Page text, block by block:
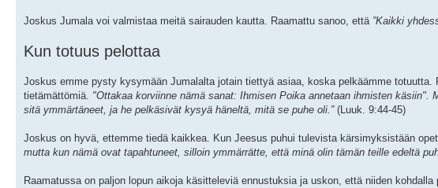
Joskus Jumala voi valmistaa meitä sairauden kautta. Raamattu sanoo, että ”Kaikki
Kun totuus pelottaa
Joskus emme pysty kysymään Jumalalta jotain tiettyä asiaa, koska pelkäämme
tietämättömiä. "Ottakaa korviinne nämä sanat: Ihmisen Poika annetaan ihmisten
sitä ymmärtäneet, ja he pelkäsivät kysyä häneltä, mitä se puhe oli.”(Luuk. 9:44-45)
Joskus on hyvä, ettemme tiedä kaikkea. Kun Jeesus puhui tulevista kärsimyksistään
mutta kun nämä ovat tapahtuneet, silloin ymmärrätte, että minä olin tämän teille edeltä
Raamatussa on paljon lopun aikoja käsitteleviä ennustuksia ja uskon, että niiden